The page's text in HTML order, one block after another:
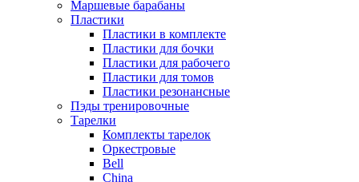
Маршевые барабаны
Пластики
Пластики в комплекте
Пластики для бочки
Пластики для рабочего
Пластики для томов
Пластики резонансные
Пэды тренировочные
Тарелки
Комплекты тарелок
Оркестровые
Bell
China